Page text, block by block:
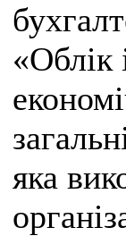
«Облік
яка